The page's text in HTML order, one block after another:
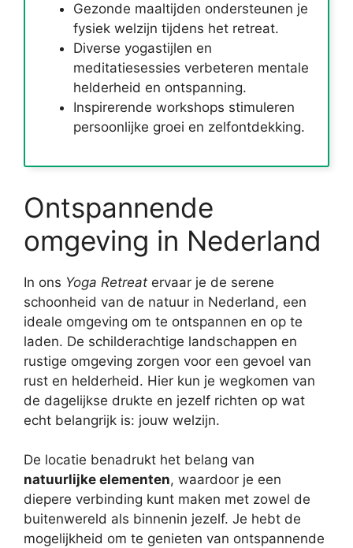
Gezonde maaltijden ondersteunen je
fysiek welzijn tijdens het retreat.
Diverse yogastijlen en
meditatiesessies verbeteren mentale
helderheid en ontspanning.
Inspirerende workshops stimuleren
persoonlijke groei en zelfontdekking.
Ontspannende
omgeving in Nederland
In ons Yoga Retreat ervaar je de serene
schoonheid van de natuur in Nederland, een
ideale omgeving om te ontspannen en op te
laden. De schilderachtige landschappen en
rustige omgeving zorgen voor een gevoel van
rust en helderheid. Hier kun je wegkomen van
de dagelijkse drukte en jezelf richten op wat
echt belangrijk is: jouw welzijn.
De locatie benadrukt het belang van
natuurlijke elementen, waardoor je een
diepere verbinding kunt maken met zowel de
buitenwereld als binnenin jezelf. Je hebt de
mogelijkheid om te genieten van ontspannende